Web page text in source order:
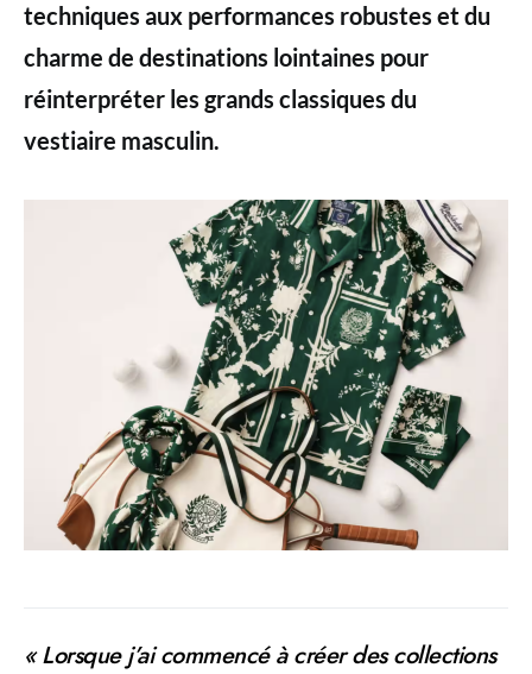
techniques aux performances robustes et du
charme de destinations lointaines pour
réinterpréter les grands classiques du
vestiaire masculin.
« Lorsque j’ai commencé à créer des collections